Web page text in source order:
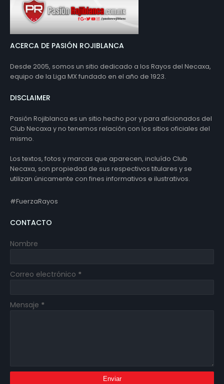
ACERCA DE PASIÓN ROJIBLANCA
Desde 2005, somos un sitio dedicado a los Rayos del Necaxa,
equipo de la Liga MX fundado en el año de 1923.
DISCLAIMER
Pasión Rojiblanca es un sitio hecho por y para aficionados del
Club Necaxa y no tenemos relación con los sitios oficiales del
mismo.
Los textos, fotos y marcas que aparecen, incluído Club
Necaxa, son propiedad de sus respectivos titulares y se
utilizan únicamente con fines informativos e ilustrativos.
#FuerzaRayos
CONTACTO
Nombre
Correo electrónico *
Mensaje *